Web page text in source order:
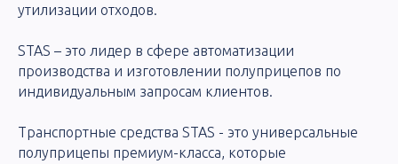
утилизации отходов.
STAS – это лидер в сфере автоматизации
производства и изготовлении полуприцепов по
индивидуальным запросам клиентов.
Транспортные средства STAS - это универсальные
полуприцепы премиум-класса, которые